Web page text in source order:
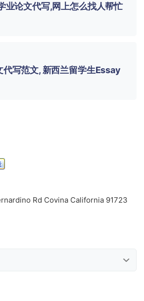
业论文代写,网上怎么找人帮忙
代写范文, 新西兰留学生Essay
Rd Covina California 91723